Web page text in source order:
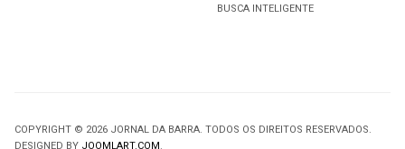
BUSCA INTELIGENTE
COPYRIGHT © 2026 JORNAL DA BARRA. TODOS OS DIREITOS RESERVADOS.